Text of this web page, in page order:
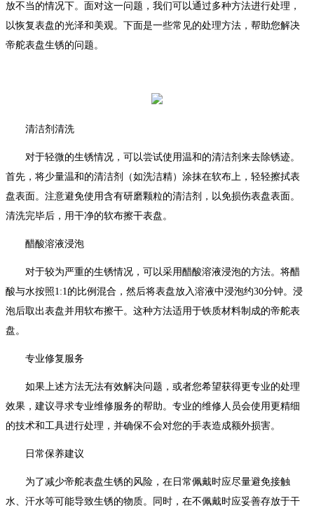
放不当的情况下。面对这一问题，我们可以通过多种方法进行处理，
以恢复表盘的光泽和美观。下面是一些常见的处理方法，帮助您解决
帝舵表盘生锈的问题。
清洁剂清洗
对于轻微的生锈情况，可以尝试使用温和的清洁剂来去除锈迹。
首先，将少量温和的清洁剂（如洗洁精）涂抹在软布上，轻轻擦拭表
盘表面。注意避免使用含有研磨颗粒的清洁剂，以免损伤表盘表面。
清洗完毕后，用干净的软布擦干表盘。
醋酸溶液浸泡
对于较为严重的生锈情况，可以采用醋酸溶液浸泡的方法。将醋
酸与水按照1:1的比例混合，然后将表盘放入溶液中浸泡约30分钟。浸
泡后取出表盘并用软布擦干。这种方法适用于铁质材料制成的帝舵表
盘。
专业修复服务
如果上述方法无法有效解决问题，或者您希望获得更专业的处理
效果，建议寻求专业维修服务的帮助。专业的维修人员会使用更精细
的技术和工具进行处理，并确保不会对您的手表造成额外损害。
日常保养建议
为了减少帝舵表盘生锈的风险，在日常佩戴时应尽量避免接触
水、汗水等可能导致生锈的物质。同时，在不佩戴时应妥善存放于干